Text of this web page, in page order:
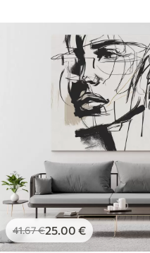
41.67€25.00 €